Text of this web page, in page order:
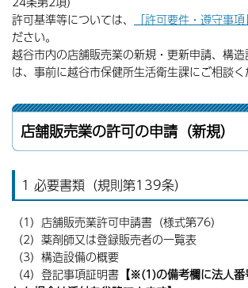
許可基準等については、
「許可要件・遵守事項」
ださい。
越谷市内の店舗販売業の新規・更新申請、構
は、事前に越谷市保健所生活衛生課にご相談く
店舗販売業の許可の申請（新規）
1 必要書類（規則第139条）
（1）店舗販売業許可申請書（様式第76）
（2）薬剤師又は登録販売者の一覧表
（3）構造設備の概要
（4）登記事項証明書 【※(1)の備考欄に法人番